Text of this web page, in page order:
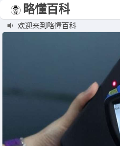
略懂百科
欢迎来到略懂百科